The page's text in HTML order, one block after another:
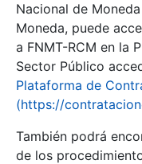
Nacional de
Moneda, puede
a FNMT-RCM en la
Sector Público
Plataforma de
(https://
También podrá
de los